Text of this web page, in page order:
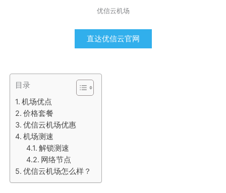
优信云机场
直达优信云官网
目录
机场优点
价格套餐
优信云机场优惠
机场测速
解锁测速
网络节点
优信云机场怎么样？